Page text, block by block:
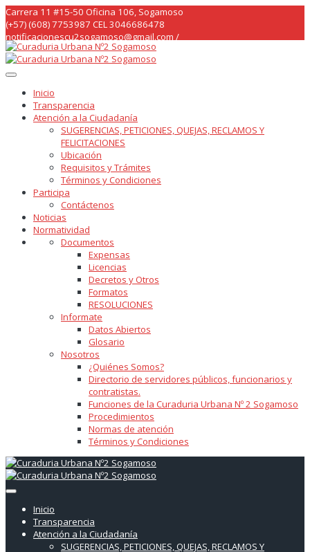
Skip
to
content
Carrera 11 #15-50 Oficina 106, Sogamoso
(+57) (608) 7753987 CEL 3046686478
notificacionescu2sogamoso@gmail.com /
curaduria2sogamoso@gmail.com /
Inicio
Transparencia
Atención a la Ciudadanía
SUGERENCIAS, PETICIONES, QUEJAS, RECLAMOS Y
FELICITACIONES
Ubicación
Requisitos y Trámites
Términos y Condiciones
Participa
Contáctenos
Noticias
Normatividad
Documentos
Expensas
Licencias
Decretos y Otros
Formatos
RESOLUCIONES
Informate
Datos Abiertos
Glosario
Nosotros
¿Quiénes Somos?
Directorio de servidores públicos, funcionarios y
contratistas.
Funciones de la Curaduria Urbana Nº 2 Sogamoso
Procedimientos
Normas de atención
Términos y Condiciones
Inicio
Transparencia
Atención a la Ciudadanía
SUGERENCIAS, PETICIONES, QUEJAS, RECLAMOS Y